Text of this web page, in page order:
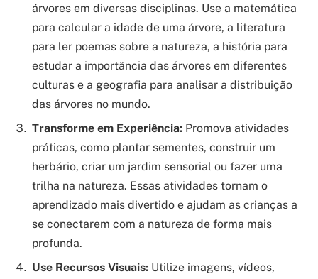
árvores em diversas disciplinas. Use a matemática
para calcular a idade de uma árvore, a literatura
para ler poemas sobre a natureza, a história para
estudar a importância das árvores em diferentes
culturas e a geografia para analisar a distribuição
das árvores no mundo.
Transforme em Experiência: Promova atividades
práticas, como plantar sementes, construir um
herbário, criar um jardim sensorial ou fazer uma
trilha na natureza. Essas atividades tornam o
aprendizado mais divertido e ajudam as crianças a
se conectarem com a natureza de forma mais
profunda.
Use Recursos Visuais: Utilize imagens, vídeos,